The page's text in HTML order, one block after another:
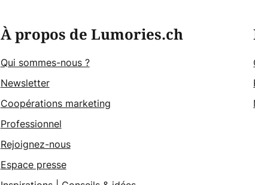
À propos de Lumories.ch
Qui sommes-nous ?
Newsletter
Coopérations marketing
Professionnel
Rejoignez-nous
Espace presse